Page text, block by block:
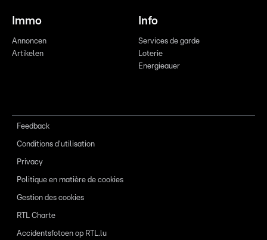
Immo
Annoncen
Artikelen
Info
Services de garde
Loterie
Energieauer
Feedback
Conditions d'utilisation
Privacy
Politique en matière de cookies
Gestion des cookies
RTL Charte
Accidentsfotoen op RTL.lu